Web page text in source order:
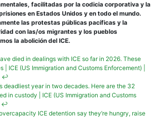
facilitadas por la codicia corporativa y la
en Estados Unidos y en todo el mundo.
las protestas públicas pacíficas y la
con las/os migrantes y los pueblos
la abolición del ICE.
died in dealings with ICE so far in 2026. These
| ICE (US Immigration and Customs Enforcement) |
↩︎
deadliest year in two decades. Here are the 32
in custody | ICE (US Immigration and Customs
↩︎
ICE detention say they’re hungry, raise